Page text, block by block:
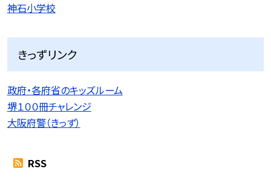
神石小学校
きっずリンク
政府・各府省のキッズルーム
堺１００冊チャレンジ
大阪府警（きっず）
RSS